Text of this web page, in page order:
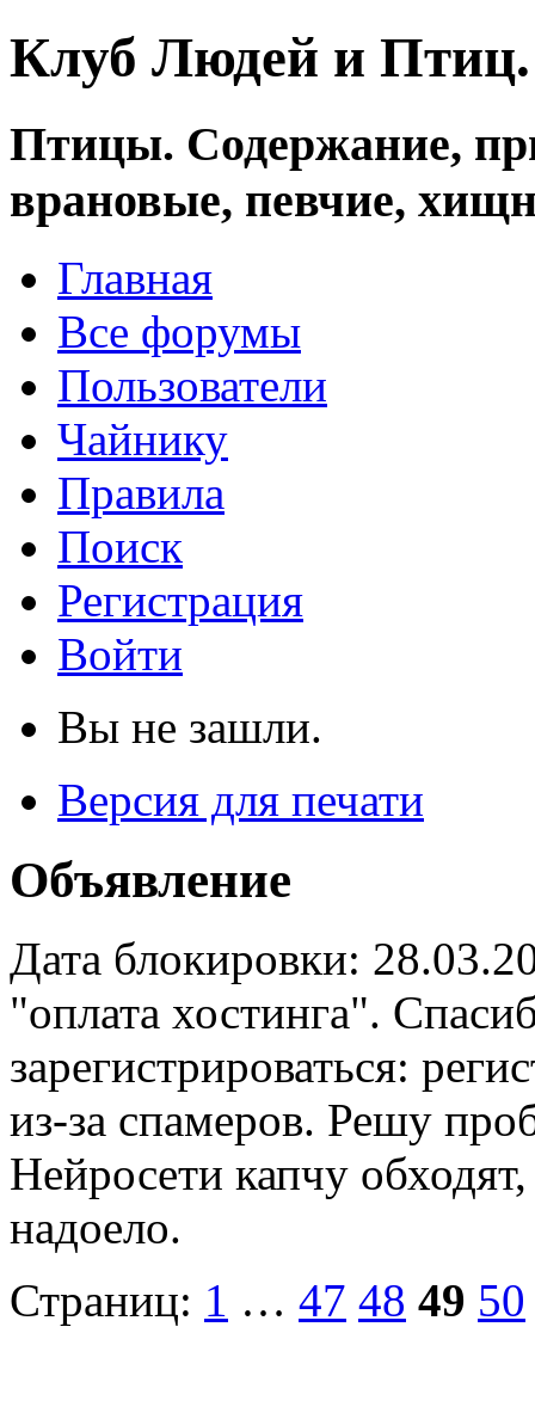
Клуб Людей и
Птицы. Содержание,
врановые, певчие,
Главная
Все форумы
Пользователи
Чайнику
Правила
Поиск
Регистрация
Войти
Вы не зашли.
Версия для печати
Объявление
Дата блокировки:
"оплата хостинга".
зарегистрироваться:
из-за спамеров. Решу
Нейросети капчу
надоело.
Страниц: 1 … 47 48 49 50